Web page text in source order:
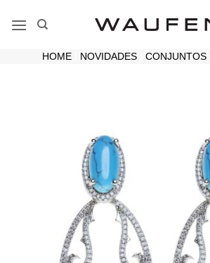
HOME| NOVIDADES| CONJUNTOS|